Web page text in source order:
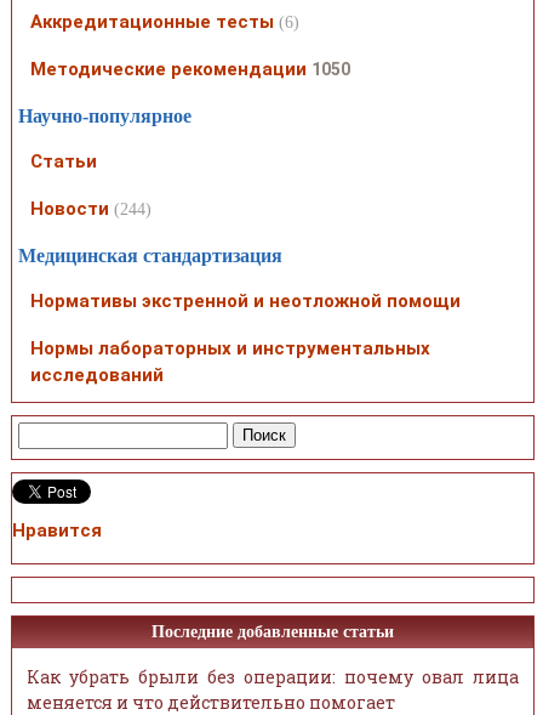
Аккредитационные тесты (6)
Методические рекомендации 1050
Научно-популярное
Статьи
Новости (244)
Медицинская стандартизация
Нормативы экстренной и неотложной помощи
Нормы лабораторных и инструментальных
исследований
Нравится
Последние добавленные статьи
Как убрать брыли без операции: почему овал лица
меняется и что действительно помогает